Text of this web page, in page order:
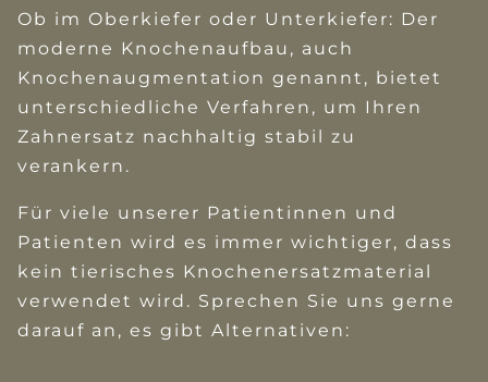
Ob im Oberkiefer oder Unterkiefer: Der
moderne Knochenaufbau, auch
Knochenaugmentation genannt, bietet
unterschiedliche Verfahren, um Ihren
Zahnersatz nachhaltig stabil zu
verankern.
Für viele unserer Patientinnen und
Patienten wird es immer wichtiger, dass
kein tierisches Knochenersatzmaterial
verwendet wird. Sprechen Sie uns gerne
darauf an, es gibt Alternativen: